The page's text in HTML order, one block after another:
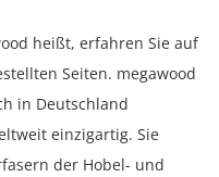
heißt, erfahren Sie auf
Seiten. megawood
in Deutschland
einzigartig. Sie
der Hobel- und